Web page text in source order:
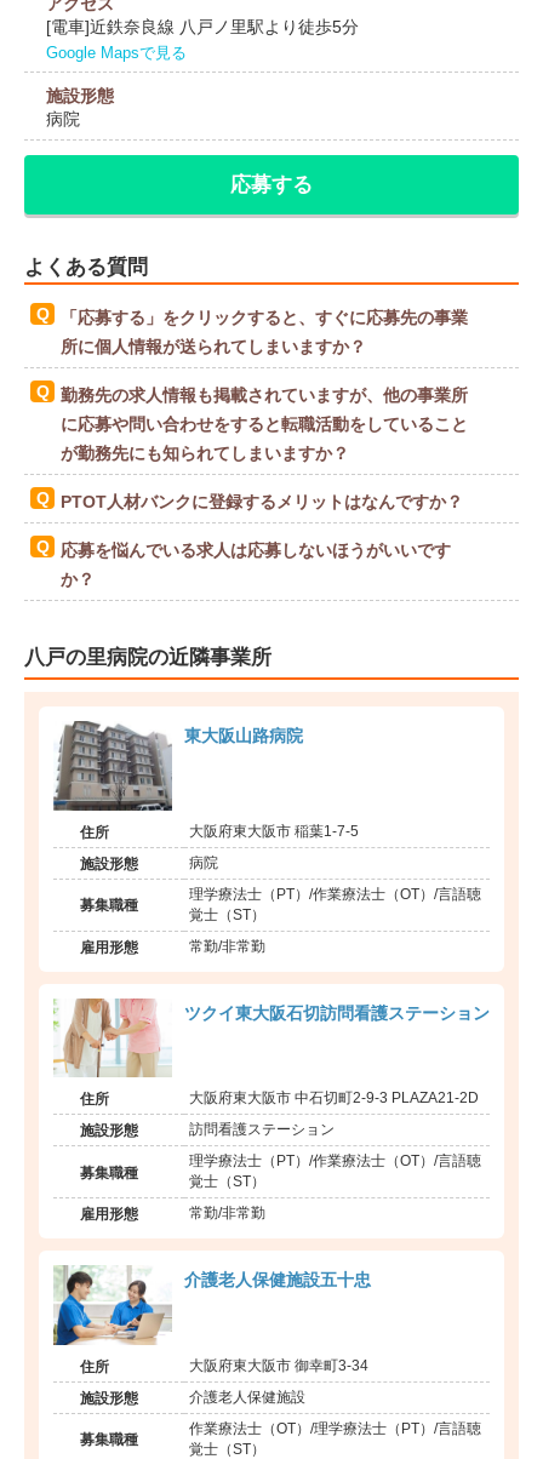
アクセス
[電車]近鉄奈良線 八戸ノ里駅より徒歩5分
Google Mapsで見る
施設形態
病院
応募する
よくある質問
「応募する」をクリックすると、すぐに応募先の事業
所に個人情報が送られてしまいますか？
勤務先の求人情報も掲載されていますが、他の事業所
に応募や問い合わせをすると転職活動をしていること
が勤務先にも知られてしまいますか？
PTOT人材バンクに登録するメリットはなんですか？
応募を悩んでいる求人は応募しないほうがいいです
か？
八戸の里病院の近隣事業所
東大阪山路病院
住所 大阪府東大阪市 稲葉1-7-5
施設形態 病院
募集職種
理学療法士（PT）/作業療法士（OT）/言語聴
覚士（ST）
雇用形態 常勤/非常勤
ツクイ東大阪石切訪問看護ステーション
住所 大阪府東大阪市 中石切町2-9-3 PLAZA21-2D
施設形態 訪問看護ステーション
募集職種
理学療法士（PT）/作業療法士（OT）/言語聴
覚士（ST）
雇用形態 常勤/非常勤
介護老人保健施設五十忠
住所 大阪府東大阪市 御幸町3-34
施設形態 介護老人保健施設
募集職種
作業療法士（OT）/理学療法士（PT）/言語聴
覚士（ST）